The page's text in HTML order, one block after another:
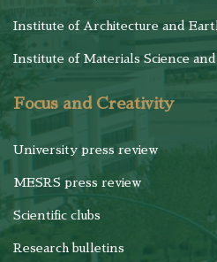
Institute of Architecture and
Institute of Materials Science
Focus and Creativity
University press review
MESRS press review
Scientific clubs
Research bulletins